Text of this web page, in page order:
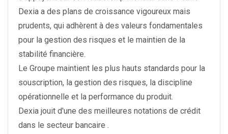
Dexia a des plans de croissance vigoureux mais
prudents, qui adhèrent à des valeurs fondamentales
pour la gestion des risques et le maintien de la
stabilité financière.
Le Groupe maintient les plus hauts standards pour la
souscription, la gestion des risques, la discipline
opérationnelle et la performance du produit.
Dexia jouit d'une des meilleures notations de crédit
dans le secteur bancaire .